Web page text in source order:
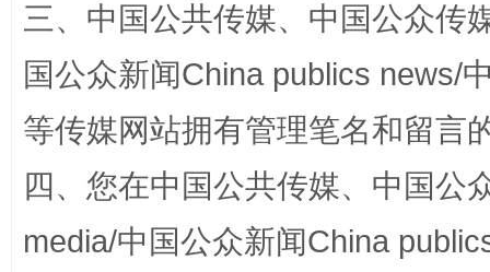
阿坝州三大球赛在茂县开幕 规模
三、中国公共传媒、中国公众传
国公众新闻China publics news/
等传媒网站拥有管理笔名和留言
四、您在中国公共传媒、中国公
media/中国公众新闻China